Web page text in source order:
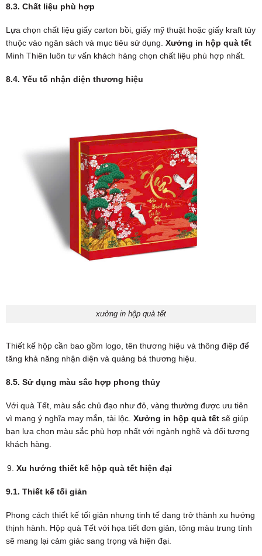
8.3. Chất liệu phù hợp
Lựa chọn chất liệu giấy carton bồi, giấy mỹ thuật hoặc giấy kraft tùy
thuộc vào ngân sách và mục tiêu sử dụng. Xưởng in hộp quà tết
Minh Thiên luôn tư vấn khách hàng chọn chất liệu phù hợp nhất.
8.4. Yếu tố nhận diện thương hiệu
xưởng in hộp quà tết
Thiết kế hộp cần bao gồm logo, tên thương hiệu và thông điệp để
tăng khả năng nhận diện và quảng bá thương hiệu.
8.5. Sử dụng màu sắc hợp phong thủy
Với quà Tết, màu sắc chủ đạo như đỏ, vàng thường được ưu tiên
vì mang ý nghĩa may mắn, tài lộc. Xưởng in hộp quà tếtsẽ giúp
bạn lựa chọn màu sắc phù hợp nhất với ngành nghề và đối tượng
khách hàng.
Xu hướng thiết kế hộp quà tết hiện đại
9.1. Thiết kế tối giản
Phong cách thiết kế tối giản nhưng tinh tế đang trở thành xu hướng
thịnh hành. Hộp quà Tết với họa tiết đơn giản, tông màu trung tính
sẽ mang lại cảm giác sang trọng và hiện đại.